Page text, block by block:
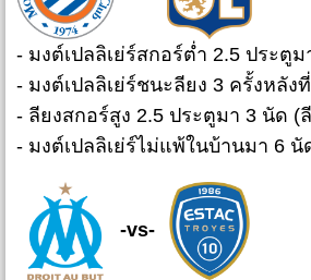
- มงต์เปลลิเย่ร์สกอร์ต่ำ 2.5 ประตูม
- มงต์เปลลิเย่ร์ชนะลียง 3 ครั้งหลัง
- ลียงสกอร์สูง 2.5 ประตูมา 3 นัด (ลี
- มงต์เปลลิเย่ร์ไม่แพ้ในบ้านมา 6 นั
-vs-